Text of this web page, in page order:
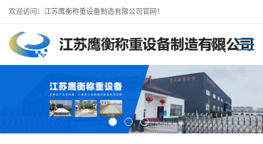
欢迎访问：江苏鹰衡称重设备制造有限公司官网！